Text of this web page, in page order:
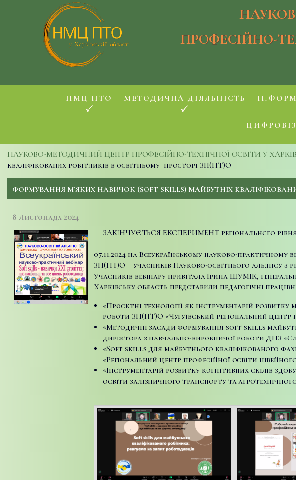
ПРОФЕСІЙНО-
НМЦ ПТО МЕТОДИЧНА ДІЯЛЬНІСТЬ
НАУКОВО-МЕТОДИЧНИЙ ЦЕНТР ПРОФЕСІЙНО-ТЕХНІЧНОЇ ОСВІТИ У
кваліфікованих робітників в освітньому просторі ЗП(ПТ)О
ФОРМУВАННЯ М’ЯКИХ НАВИЧОК (SOFT SKILLS) МАЙБУТНІХ
8 Листопада 2024
ЗАКІНЧУЄТЬСЯ ЕКСПЕРИМЕНТ регіонального
07.11.2024 на Всеукраїнському науково-
ЗП(ПТ)О – учасників Науково-освітнього альянсу з
Учасників вебінару привітала Ірина ШУМІК,
Харківську область представили педагогічні
«Проєктні технології як інструментарій
роботи ЗП(ПТ)О «Чугуївський регіональний центр
«Методичні засади формування soft skills
директора з навчально-виробничої роботи ДНЗ
«Soft skills для майбутнього кваліфікованого
«Регіональний центр професійної освіти
«Інструментарій розвитку когнітивних скілів
освіти залізничного транспорту та агротехнічного